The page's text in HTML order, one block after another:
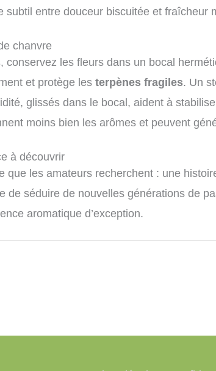
subtil entre douceur biscuitée et
chanvre
les fleurs dans un bocal
et protège les terpènes fragiles. Un
glissés dans le bocal, aident à
moins bien les arômes et peuvent
à découvrir
que les amateurs recherchent : une
de séduire de nouvelles générations de
aromatique d’exception.